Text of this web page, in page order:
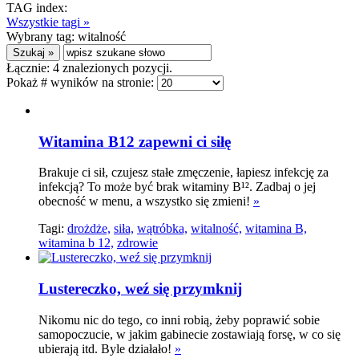
TAG index:
Wszystkie tagi »
Wybrany tag: witalność
Łącznie: 4 znalezionych pozycji.
Pokaż # wyników na stronie:
Witamina B12 zapewni ci siłę
Brakuje ci sił, czujesz stałe zmęczenie, łapiesz infekcję za
infekcją? To może być brak witaminy B¹². Zadbaj o jej
obecność w menu, a wszystko się zmieni! »
Tagi: drożdże, siła, wątróbka, witalność, witamina B,
witamina b 12, zdrowie
Lustereczko, weź się przymknij
Nikomu nic do tego, co inni robią, żeby poprawić sobie
samopoczucie, w jakim gabinecie zostawiają forsę, w co się
ubierają itd. Byle działało! »